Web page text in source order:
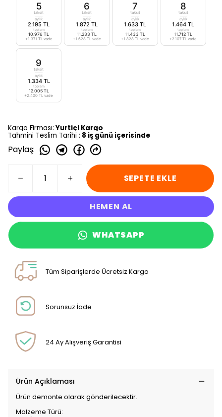
5
taksit
aylık
2.195 TL
toplam
10.976 TL
+1.371 TL vade
6
taksit
aylık
1.872 TL
toplam
11.233 TL
+1.628 TL vade
7
taksit
aylık
1.633 TL
toplam
11.433 TL
+1.828 TL vade
8
taksit
aylık
1.464 TL
toplam
11.712 TL
+2.107 TL vade
9
taksit
aylık
1.334 TL
toplam
12.005 TL
+2.400 TL vade
Kargo Firması: Yurtiçi Kargo
Tahmini Teslim Tarihi : 8 iş günü içerisinde
Paylaş:
SEPETE EKLE
HEMEN AL
WHATSAPP
Tüm Siparişlerde Ücretsiz Kargo
Sorunsuz İade
24 Ay Alışveriş Garantisi
Ürün Açıklaması
Ürün demonte olarak gönderilecektir.
Malzeme Türü: